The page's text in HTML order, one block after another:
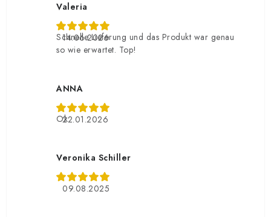
Valeria
14.06.2026
Schnelle Lieferung und das Produkt war genau
so wie erwartet. Top!
ANNA
22.01.2026
Ok
Veronika Schiller
09.08.2025